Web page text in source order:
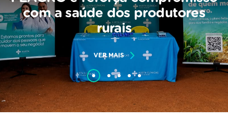
com a saúde dos produtores
rurais
VER MAIS